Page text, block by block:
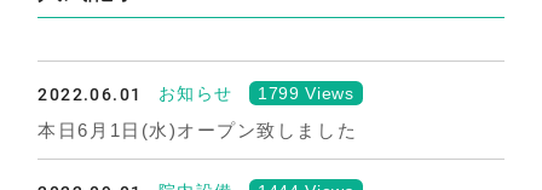
2022.06.01 お知らせ 1799 Views
本日6月1日(水)オープン致しました